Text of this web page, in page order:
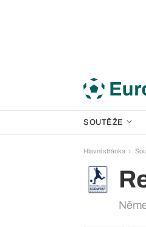
SOUTĚŽE
Hlavní stránka